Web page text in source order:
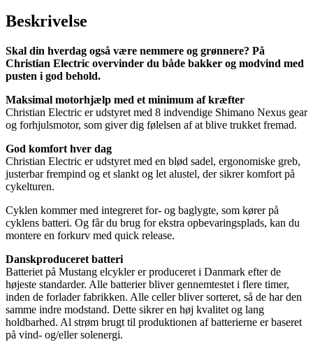
Beskrivelse
Skal din hverdag også være nemmere og grønnere? På
Christian Electric overvinder du både bakker og modvind med
pusten i god behold.
Maksimal motorhjælp med et minimum af kræfter
Christian Electric er udstyret med 8 indvendige Shimano Nexus gear
og forhjulsmotor, som giver dig følelsen af at blive trukket fremad.
God komfort hver dag
Christian Electric er udstyret med en blød sadel, ergonomiske greb,
justerbar frempind og et slankt og let alustel, der sikrer komfort på
cykelturen.
Cyklen kommer med integreret for- og baglygte, som kører på
cyklens batteri. Og får du brug for ekstra opbevaringsplads, kan du
montere en forkurv med quick release.
Danskproduceret batteri
Batteriet på Mustang elcykler er produceret i Danmark efter de
højeste standarder. Alle batterier bliver gennemtestet i flere timer,
inden de forlader fabrikken. Alle celler bliver sorteret, så de har den
samme indre modstand. Dette sikrer en høj kvalitet og lang
holdbarhed. Al strøm brugt til produktionen af batterierne er baseret
på vind- og/eller solenergi.